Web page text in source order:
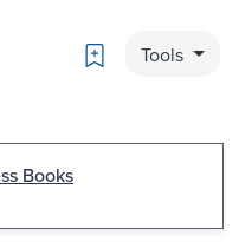
Bookmark
Tools
Books